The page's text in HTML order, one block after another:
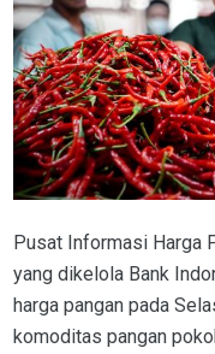
Pusat Informasi Harga
yang dikelola Bank
harga pangan pada
komoditas pangan